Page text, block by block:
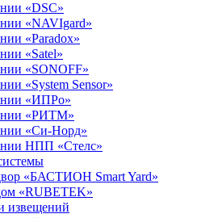
«DSC»
«NAVIgard»
«Paradox»
«Satel»
«SONOFF»
«System Sensor»
«ИПРо»
«РИТМ»
«Си-Норд»
НПП «Стелс»
«БАСТИОН Smart Yard»
«RUBETEK»
извещений